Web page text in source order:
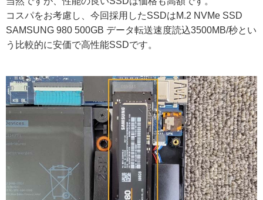
コスパをお考慮し、今回採用したSSDはM.2 NVMe SSD
SAMSUNG 980 500GB データ転送速度読込3500MB/秒とい
う比較的に安価で高性能SSDです。